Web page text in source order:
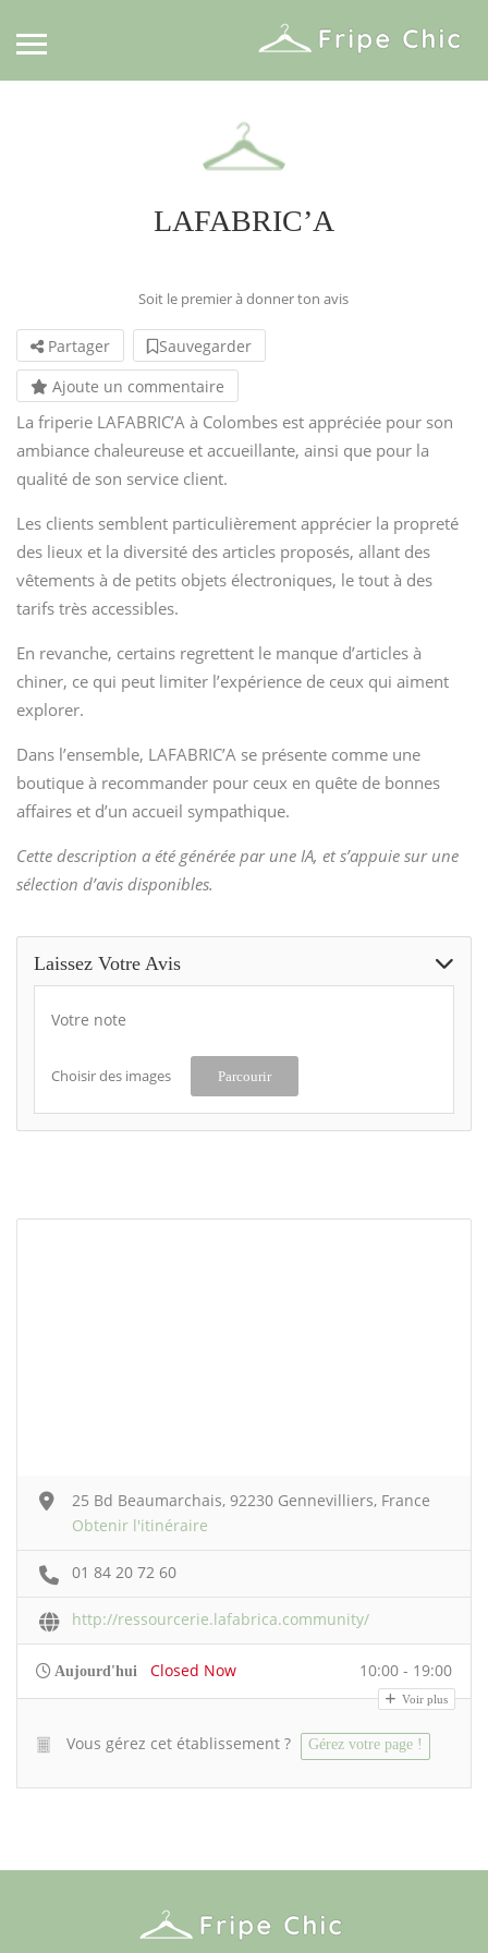
LAFABRIC’A
Soit le premier à donner ton avis
Partager
Sauvegarder
Ajoute un commentaire
La friperie LAFABRIC’A à Colombes est appréciée pour son
ambiance chaleureuse et accueillante, ainsi que pour la
qualité de son service client.
Les clients semblent particulièrement apprécier la propreté
des lieux et la diversité des articles proposés, allant des
vêtements à de petits objets électroniques, le tout à des
tarifs très accessibles.
En revanche, certains regrettent le manque d’articles à
chiner, ce qui peut limiter l’expérience de ceux qui aiment
explorer.
Dans l’ensemble, LAFABRIC’A se présente comme une
boutique à recommander pour ceux en quête de bonnes
affaires et d’un accueil sympathique.
Cette description a été générée par une IA, et s’appuie sur une
sélection d’avis disponibles.
Laissez Votre Avis
Votre note
Choisir des images Parcourir
25 Bd Beaumarchais, 92230 Gennevilliers, France
Obtenir l'itinéraire
01 84 20 72 60
http://ressourcerie.lafabrica.community/
Aujourd'hui Closed Now 10:00 - 19:00
Voir plus
Vous gérez cet établissement ? Gérez votre page !